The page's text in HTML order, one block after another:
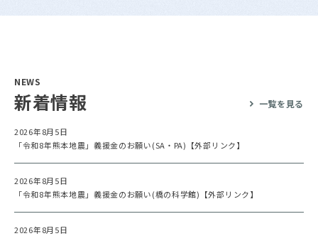
NEWS
新着情報 一覧を見る
2026年8月5日
「令和8年熊本地震」義援金のお願い(SA・PA)【外部リンク】
2026年8月5日
「令和8年熊本地震」義援金のお願い(橋の科学館)【外部リンク】
2026年8月5日